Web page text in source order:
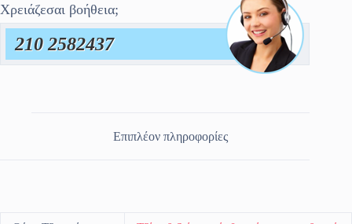
Χρειάζεσαι βοήθεια;
210 2582437
Επιπλέον πληροφορίες